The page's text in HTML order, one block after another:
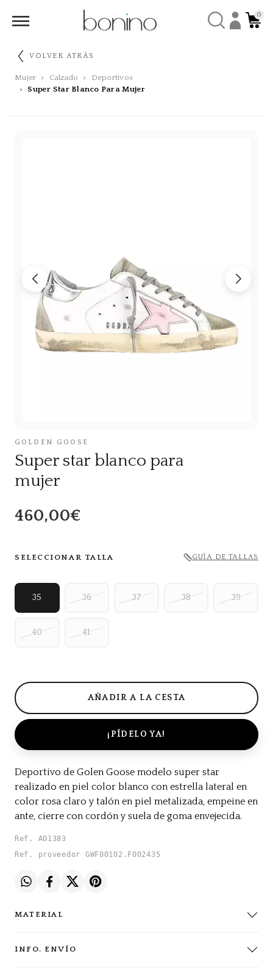
0
VOLVER ATRÁS
Mujer Calzado
Deportivos
Super Star Blanco Para Mujer
GOLDEN GOOSE
Super star blanco para
mujer
460,00€
SELECCIONAR TALLA GUÍA DE TALLAS
35 36 37 38 39
40 41
¡PÍDELO YA!
Deportivo de Golen Goose modelo super star
realizado en piel color blanco con estrella lateral en
color rosa claro y talón en piel metalizada, empeine en
ante, cierre con cordón y suela de goma envejecida.
Ref. A01383
Ref. proveedor GWF00102.F002435
MATERIAL
INFO. ENVÍO